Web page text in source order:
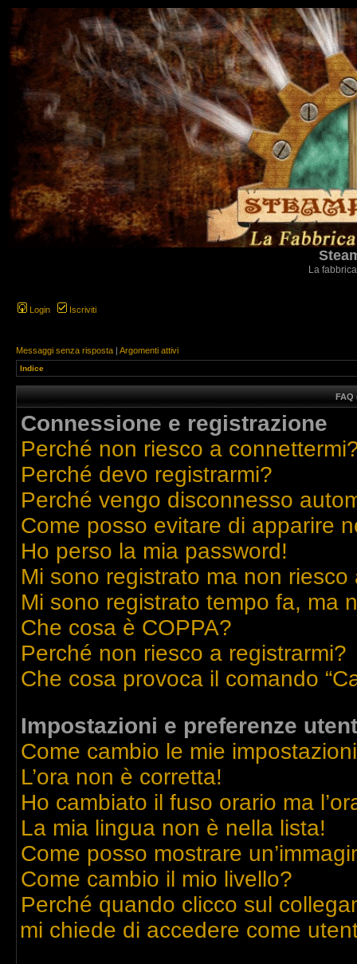
La
Login Iscriviti
Messaggi senza risposta | Argomenti attivi
Indice
FAQ
Connessione e registrazione
Perché non riesco a
Perché devo registrarmi?
Perché vengo disconnesso
Come posso evitare di apparire
Ho perso la mia password!
Mi sono registrato ma non riesco
Mi sono registrato tempo fa, ma
Che cosa è COPPA?
Perché non riesco a registrarmi?
Che cosa provoca il comando
Impostazioni e preferenze
Come cambio le mie
L’ora non è corretta!
Ho cambiato il fuso orario ma
La mia lingua non è nella lista!
Come posso mostrare
Come cambio il mio livello?
Perché quando clicco sul
mi chiede di accedere come